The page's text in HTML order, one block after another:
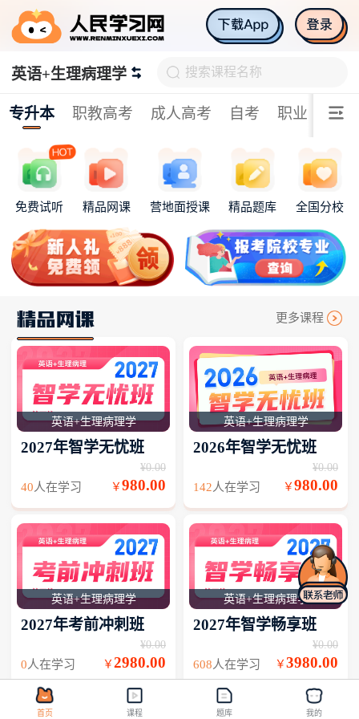
英语+生理病理学 搜索课程名称
专升本 职教高考 成人高考 自考 职业资格类
免费试听 精品网课 营地面授课 精品题库 全国分校
更多课程
英语+生理病理学
2027年智学无忧班
¥0.00
40人在学习 ￥ 980.00
英语+生理病理学
2026年智学无忧班
¥0.00
142人在学习 ￥ 980.00
英语+生理病理学
2027年考前冲刺班
¥0.00
0人在学习 ￥ 2980.00
英语+生理病理学
2027年智学畅享班
¥0.00
608人在学习 ￥ 3980.00
首页 课程 题库 我的